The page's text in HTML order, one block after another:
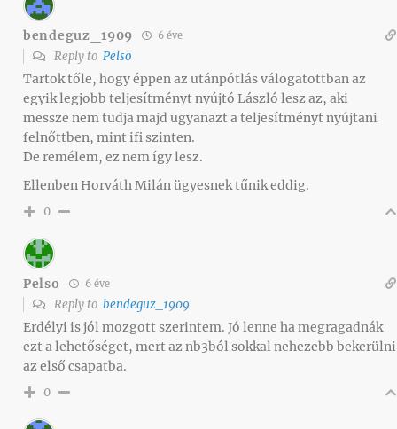
bendeguz_1909 6 éve
Reply to Pelso
Tartok tőle, hogy éppen az utánpótlás válogatottban az
egyik legjobb teljesítményt nyújtó László lesz az, aki
messze nem tudja majd ugyanazt a teljesítményt nyújtani
felnőttben, mint ifi szinten.
De remélem, ez nem így lesz.
Ellenben Horváth Milán ügyesnek tűnik eddig.
0
Pelso 6 éve
Reply to bendeguz_1909
Erdélyi is jól mozgott szerintem. Jó lenne ha megragadnák
ezt a lehetőséget, mert az nb3ból sokkal nehezebb bekerülni
az első csapatba.
0